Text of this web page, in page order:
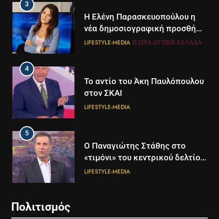
3
Η Ελένη Παρασκευοπούλου η
νέα δημοσιογραφική προσθήκη
του ΣΚΑΪ στην Πάτρα
LIFESTYLE-MEDIA ΠΆΤΡΑ-ΔΥΤΙΚΉ ΕΛΛΆΔΑ
4
Το αντίο του Άκη Παυλόπουλου
στον ΣΚΑΙ
LIFESTYLE-MEDIA
5
Ο Παναγιώτης Στάθης στο
«τιμόνι» του κεντρικού δελτίου
ειδήσεων της ΕΡΤ
LIFESTYLE-MEDIA
Πολιτισμός
5
Διάστημα: Εντοπίστηκαν για
πρώτη φορά ενδείξεις για τον
άνεμο που εκπέμπει η μαύρη
ΔΙΕΘΝΉ ΕΠΙΣΤΉΜΗ